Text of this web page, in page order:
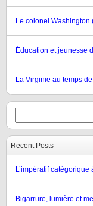
Le colonel Washington
Éducation et jeunesse
La Virginie au temps
Recent Posts
L’impératif
Bigarrure, lumière et